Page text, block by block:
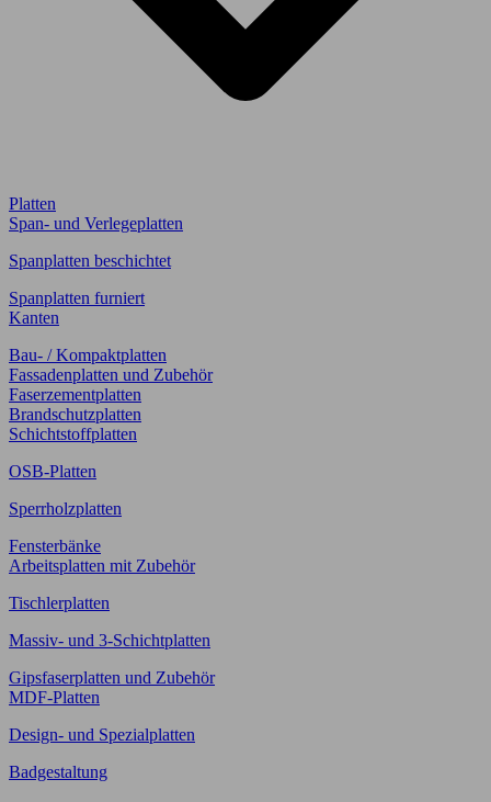
Platten
Span- und Verlegeplatten
Spanplatten beschichtet
Spanplatten furniert
Kanten
Bau- / Kompaktplatten
Fassadenplatten und Zubehör
Faserzementplatten
Brandschutzplatten
Schichtstoffplatten
OSB-Platten
Sperrholzplatten
Fensterbänke
Arbeitsplatten mit Zubehör
Tischlerplatten
Massiv- und 3-Schichtplatten
Gipsfaserplatten und Zubehör
MDF-Platten
Design- und Spezialplatten
Badgestaltung